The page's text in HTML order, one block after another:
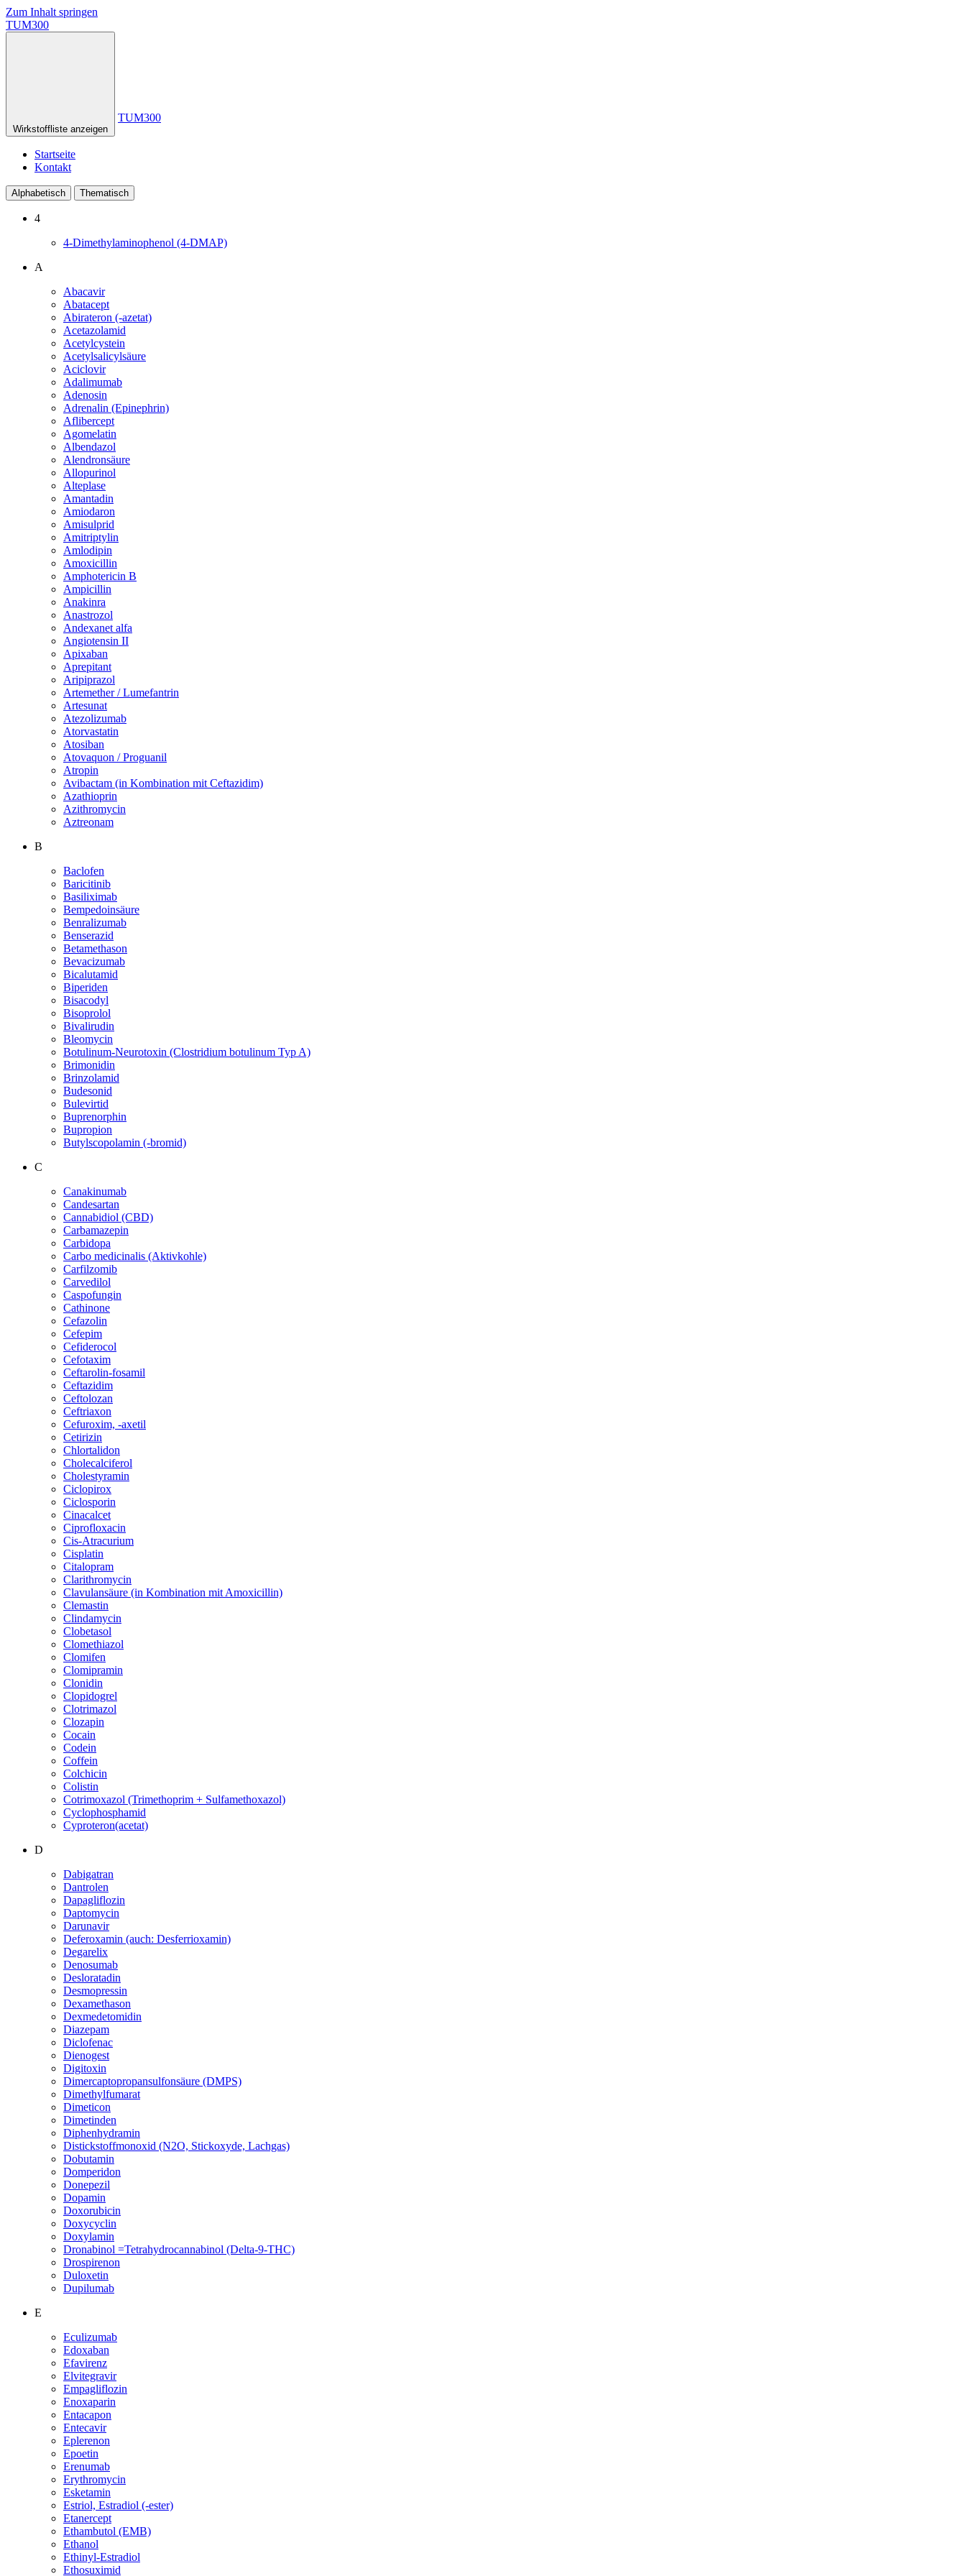
Zum Inhalt springen
TUM300
Wirkstoffliste anzeigen
TUM300
Startseite
Kontakt
Alphabetisch Thematisch
4
4-Dimethylaminophenol (4-DMAP)
A
Abacavir
Abatacept
Abirateron (-azetat)
Acetazolamid
Acetylcystein
Acetylsalicylsäure
Aciclovir
Adalimumab
Adenosin
Adrenalin (Epinephrin)
Aflibercept
Agomelatin
Albendazol
Alendronsäure
Allopurinol
Alteplase
Amantadin
Amiodaron
Amisulprid
Amitriptylin
Amlodipin
Amoxicillin
Amphotericin B
Ampicillin
Anakinra
Anastrozol
Andexanet alfa
Angiotensin II
Apixaban
Aprepitant
Aripiprazol
Artemether / Lumefantrin
Artesunat
Atezolizumab
Atorvastatin
Atosiban
Atovaquon / Proguanil
Atropin
Avibactam (in Kombination mit Ceftazidim)
Azathioprin
Azithromycin
Aztreonam
B
Baclofen
Baricitinib
Basiliximab
Bempedoinsäure
Benralizumab
Benserazid
Betamethason
Bevacizumab
Bicalutamid
Biperiden
Bisacodyl
Bisoprolol
Bivalirudin
Bleomycin
Botulinum-Neurotoxin (Clostridium botulinum Typ A)
Brimonidin
Brinzolamid
Budesonid
Bulevirtid
Buprenorphin
Bupropion
Butylscopolamin (-bromid)
C
Canakinumab
Candesartan
Cannabidiol (CBD)
Carbamazepin
Carbidopa
Carbo medicinalis (Aktivkohle)
Carfilzomib
Carvedilol
Caspofungin
Cathinone
Cefazolin
Cefepim
Cefiderocol
Cefotaxim
Ceftarolin-fosamil
Ceftazidim
Ceftolozan
Ceftriaxon
Cefuroxim, -axetil
Cetirizin
Chlortalidon
Cholecalciferol
Cholestyramin
Ciclopirox
Ciclosporin
Cinacalcet
Ciprofloxacin
Cis-Atracurium
Cisplatin
Citalopram
Clarithromycin
Clavulansäure (in Kombination mit Amoxicillin)
Clemastin
Clindamycin
Clobetasol
Clomethiazol
Clomifen
Clomipramin
Clonidin
Clopidogrel
Clotrimazol
Clozapin
Cocain
Codein
Coffein
Colchicin
Colistin
Cotrimoxazol (Trimethoprim + Sulfamethoxazol)
Cyclophosphamid
Cyproteron(acetat)
D
Dabigatran
Dantrolen
Dapagliflozin
Daptomycin
Darunavir
Deferoxamin (auch: Desferrioxamin)
Degarelix
Denosumab
Desloratadin
Desmopressin
Dexamethason
Dexmedetomidin
Diazepam
Diclofenac
Dienogest
Digitoxin
Dimercaptopropansulfonsäure (DMPS)
Dimethylfumarat
Dimeticon
Dimetinden
Diphenhydramin
Distickstoffmonoxid (N2O, Stickoxyde, Lachgas)
Dobutamin
Domperidon
Donepezil
Dopamin
Doxorubicin
Doxycyclin
Doxylamin
Dronabinol =Tetrahydrocannabinol (Delta-9-THC)
Drospirenon
Duloxetin
Dupilumab
E
Eculizumab
Edoxaban
Efavirenz
Elvitegravir
Empagliflozin
Enoxaparin
Entacapon
Entecavir
Eplerenon
Epoetin
Erenumab
Erythromycin
Esketamin
Estriol, Estradiol (-ester)
Etanercept
Ethambutol (EMB)
Ethanol
Ethinyl-Estradiol
Ethosuximid